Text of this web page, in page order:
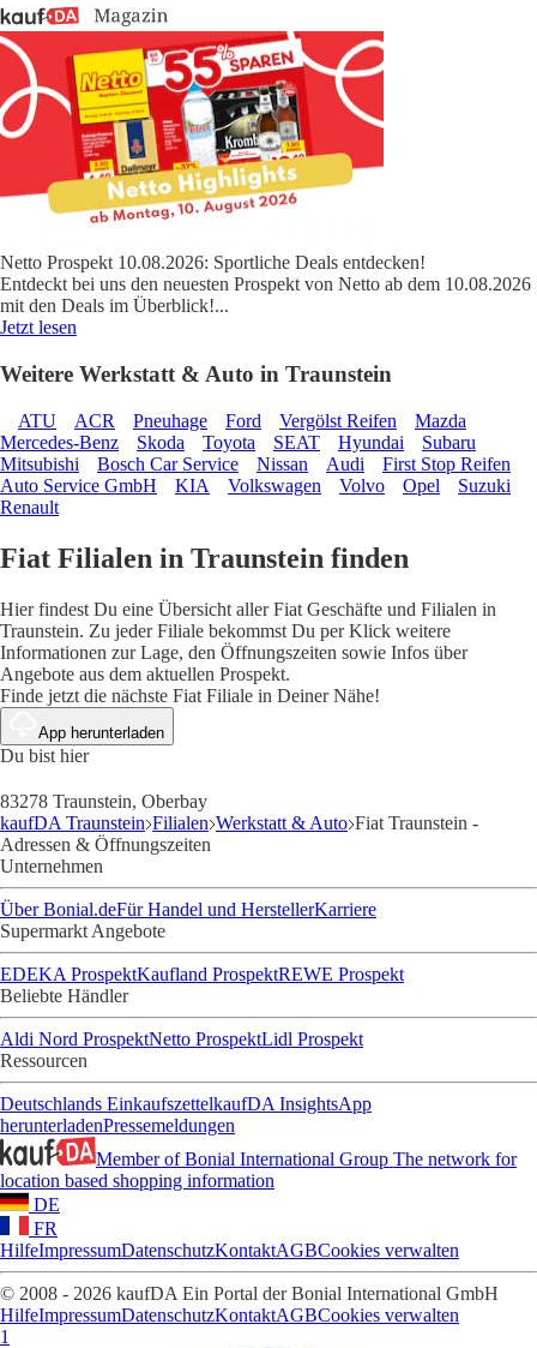
Netto Prospekt 10.08.2026: Sportliche Deals entdecken!
Entdeckt bei uns den neuesten Prospekt von Netto ab dem 10.08.2026
mit den Deals im Überblick!...
Jetzt lesen
Weitere Werkstatt & Auto in Traunstein
ATU ACR Pneuhage Ford Vergölst Reifen
Mazda
Mercedes-Benz
Skoda Toyota SEAT Hyundai
Subaru
Mitsubishi
Bosch Car Service Nissan Audi
First Stop Reifen
Auto Service GmbH
KIA Volkswagen Volvo Opel
Suzuki
Renault
Fiat Filialen in Traunstein finden
Hier findest Du eine Übersicht aller Fiat Geschäfte und Filialen in
Traunstein. Zu jeder Filiale bekommst Du per Klick weitere
Informationen zur Lage, den Öffnungszeiten sowie Infos über
Angebote aus dem aktuellen Prospekt.
Finde jetzt die nächste Fiat Filiale in Deiner Nähe!
App herunterladen
Du bist hier
83278 Traunstein, Oberbay
kaufDA Traunstein Filialen Werkstatt & Auto Fiat Traunstein -
Adressen & Öffnungszeiten
Unternehmen
Über Bonial.deFür Handel und HerstellerKarriere
Supermarkt Angebote
EDEKA ProspektKaufland ProspektREWE Prospekt
Beliebte Händler
Aldi Nord ProspektNetto ProspektLidl Prospekt
Ressourcen
Deutschlands EinkaufszettelkaufDA InsightsApp
herunterladenPressemeldungen
Member of Bonial International Group The network for
location based shopping information
DE
FR
HilfeImpressumDatenschutzKontaktAGBCookies verwalten
© 2008 - 2026 kaufDA Ein Portal der Bonial International GmbH
HilfeImpressumDatenschutzKontaktAGBCookies verwalten
1